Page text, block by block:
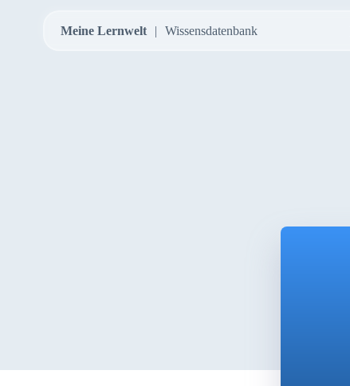
Meine Lernwelt Wissensdatenbank